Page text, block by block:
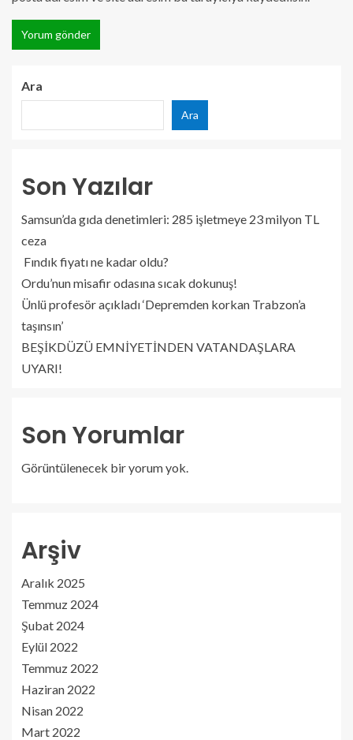
Ara
Ara
Son Yazılar
Samsun’da gıda denetimleri: 285 işletmeye 23 milyon TL
ceza
Fındık fiyatı ne kadar oldu?
Ordu’nun misafir odasına sıcak dokunuş!
Ünlü profesör açıkladı ‘Depremden korkan Trabzon’a
taşınsın’
BEŞİKDÜZÜ EMNİYETİNDEN VATANDAŞLARA
UYARI!
Son Yorumlar
Görüntülenecek bir yorum yok.
Arşiv
Aralık 2025
Temmuz 2024
Şubat 2024
Eylül 2022
Temmuz 2022
Haziran 2022
Nisan 2022
Mart 2022